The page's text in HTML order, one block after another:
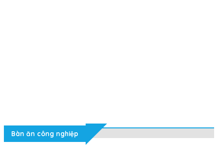
Bàn ăn công nghiệp